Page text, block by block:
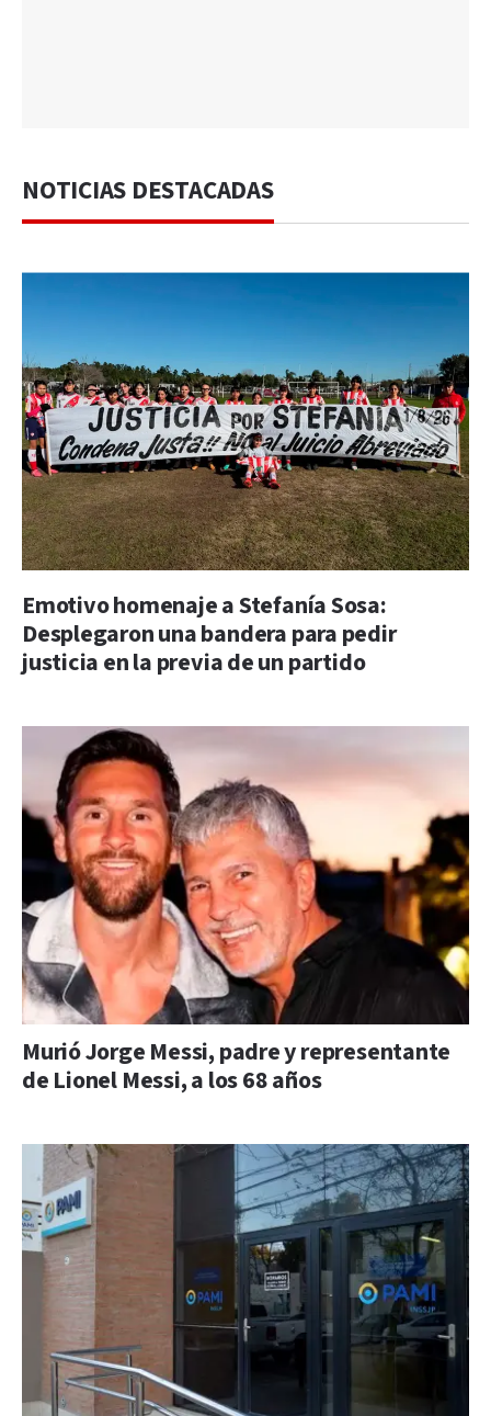
NOTICIAS DESTACADAS
Emotivo homenaje a Stefanía Sosa:
Desplegaron una bandera para pedir
justicia en la previa de un partido
Murió Jorge Messi, padre y representante
de Lionel Messi, a los 68 años